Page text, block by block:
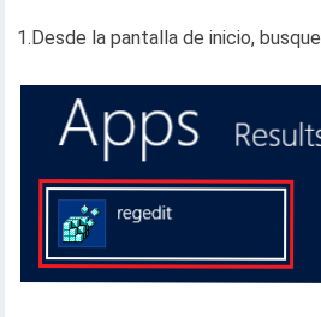
1.Desde la pantalla de inicio, busque